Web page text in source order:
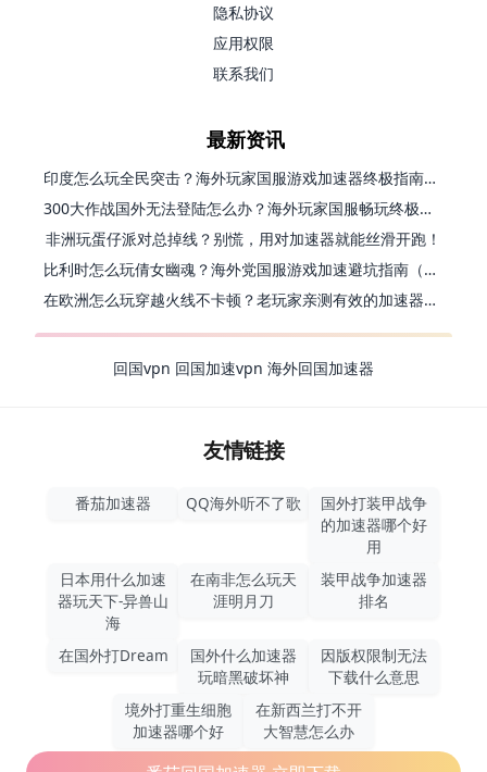
隐私协议
应用权限
联系我们
最新资讯
印度怎么玩全民突击？海外玩家国服游戏加速器终极指南（附原神延迟优化+精灵之境加速器选择）
300大作战国外无法登陆怎么办？海外玩家国服畅玩终极指南（附实测推荐）
非洲玩蛋仔派对总掉线？别慌，用对加速器就能丝滑开跑！
比利时怎么玩倩女幽魂？海外党国服游戏加速避坑指南（附实测推荐）
在欧洲怎么玩穿越火线不卡顿？老玩家亲测有效的加速器选择指南
回国vpn 回国加速vpn 海外回国加速器
友情链接
番茄加速器 QQ海外听不了歌
国外打装甲战争
的加速器哪个好
用
日本用什么加速
器玩天下-异兽山
海
在南非怎么玩天
涯明月刀
装甲战争加速器
排名
在国外打Dream
国外什么加速器
玩暗黑破坏神
因版权限制无法
下载什么意思
境外打重生细胞
加速器哪个好
在新西兰打不开
大智慧怎么办